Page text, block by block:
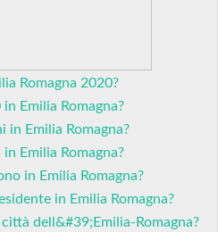
Romagna 2020?
Emilia Romagna?
in Emilia Romagna?
Emilia Romagna?
in Emilia Romagna?
in Emilia Romagna?
dell&#39;Emilia-Romagna?